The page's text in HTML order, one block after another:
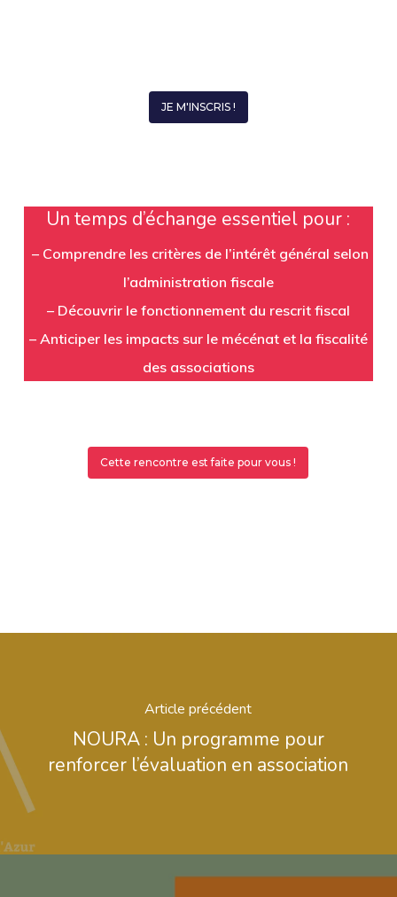
JE M'INSCRIS !
Un temps d’échange essentiel pour :
– Comprendre les critères de l’intérêt général selon
l’administration fiscale
– Découvrir le fonctionnement du rescrit fiscal
– Anticiper les impacts sur le mécénat et la fiscalité
des associations
Cette rencontre est faite pour vous !
Article précédent
NOURA : Un programme pour
renforcer l’évaluation en association